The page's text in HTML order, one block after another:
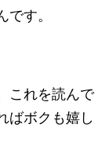
す。
これを読んで
ばボクも嬉し